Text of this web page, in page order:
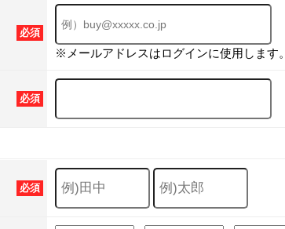
必須
※メールアドレスはログインに使用します。
必須
必須